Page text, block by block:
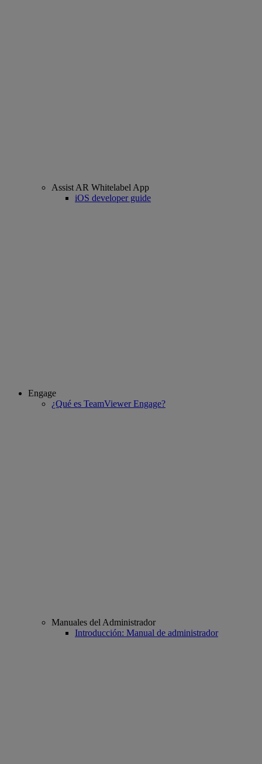
Assist AR Whitelabel App
iOS developer guide
Engage
¿Qué es TeamViewer Engage?
Manuales del Administrador
Introducción: Manual de administrador